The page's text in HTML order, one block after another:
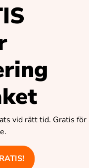
vid rätt tid. Gratis för